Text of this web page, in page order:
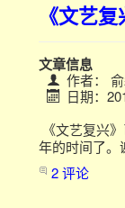
《文艺
文章信息
作者：
日期：
《文艺复兴
年的时间了。
2 评论